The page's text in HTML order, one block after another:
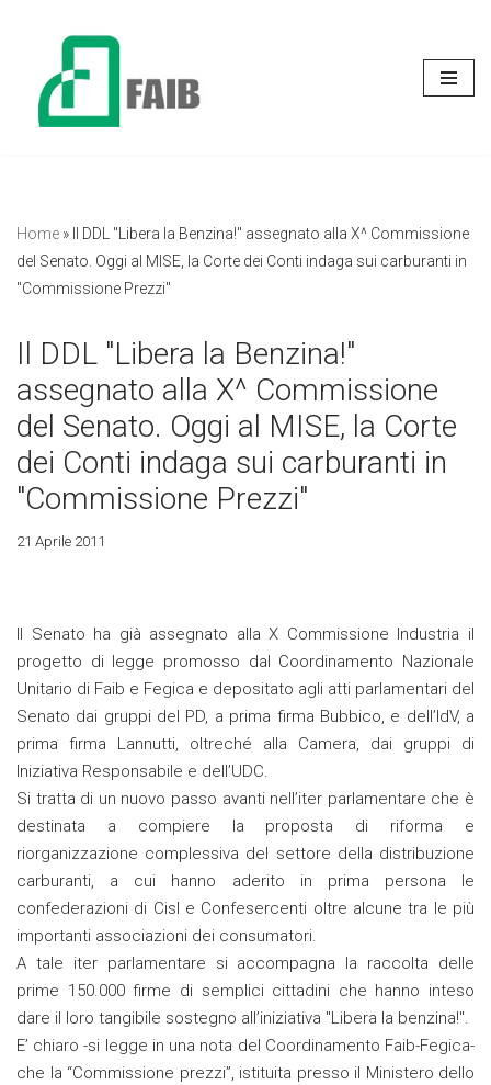
contenuto
Home »
Il DDL "Libera la Benzina!" assegnato alla X^ Commissione
del Senato. Oggi al MISE, la Corte dei Conti indaga sui carburanti in
"Commissione Prezzi"
Il DDL "Libera la Benzina!"
assegnato alla X^ Commissione
del Senato. Oggi al MISE, la Corte
dei Conti indaga sui carburanti in
"Commissione Prezzi"
21 Aprile 2011
Il Senato ha già assegnato alla X Commissione Industria il
progetto di legge promosso dal Coordinamento Nazionale
Unitario di Faib e Fegica e depositato agli atti parlamentari del
Senato dai gruppi del PD, a prima firma Bubbico, e dell’IdV, a
prima firma Lannutti, oltreché alla Camera, dai gruppi di
Iniziativa Responsabile e dell’UDC.
Si tratta di un nuovo passo avanti nell’iter parlamentare che è
destinata a compiere la proposta di riforma e
riorganizzazione complessiva del settore della distribuzione
carburanti, a cui hanno aderito in prima persona le
confederazioni di Cisl e Confesercenti oltre alcune tra le più
importanti associazioni dei consumatori.
A tale iter parlamentare si accompagna la raccolta delle
prime 150.000 firme di semplici cittadini che hanno inteso
dare il loro tangibile sostegno all’iniziativa "Libera la benzina!".
E’ chiaro -si legge in una nota del Coordinamento Faib-Fegica-
che la “Commissione prezzi”, istituita presso il Ministero dello